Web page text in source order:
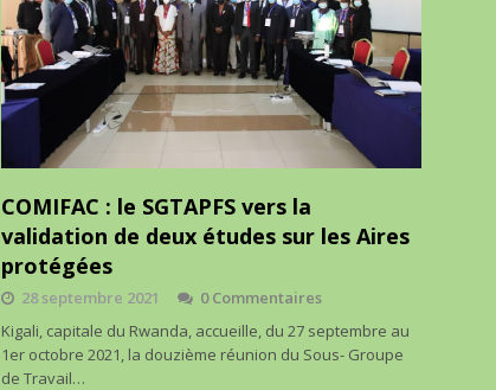
COMIFAC : le SGTAPFS vers la
validation de deux études sur les Aires
protégées
28 septembre 2021
0 Commentaires
Kigali, capitale du Rwanda, accueille, du 27 septembre au
1er octobre 2021, la douzième réunion du Sous- Groupe
de Travail…